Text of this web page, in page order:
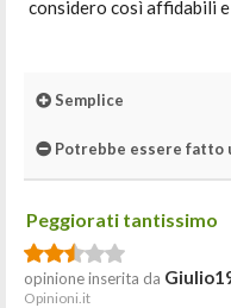
considero così affidabili
Semplice
Potrebbe essere fatto
Peggiorati tantissimo
opinione inserita da
Opinioni.it